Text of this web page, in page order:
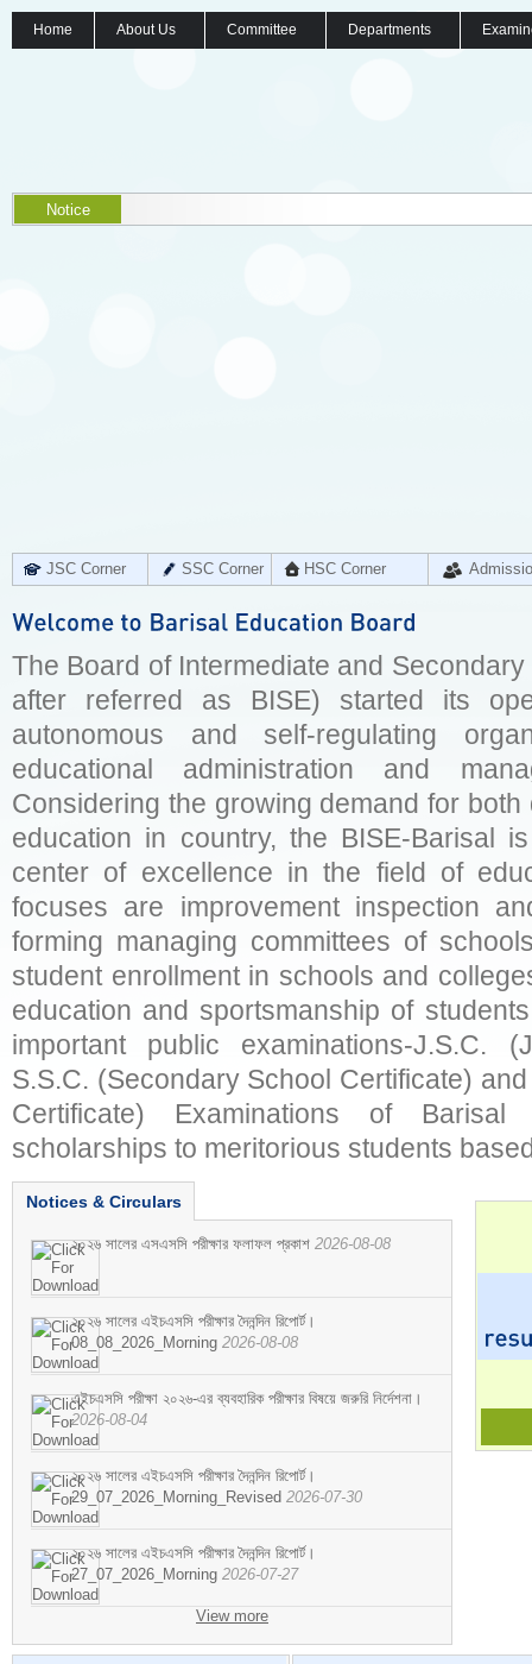
Home About Us Committee Departments
Notice
JSC Corner SSC Corner HSC Corner
The Board of Intermediate and
after referred as BISE) started its
autonomous and self-regulating
educational administration and
Considering the growing demand for
education in country, the BISE-Barisal
center of excellence in the field of
focuses are improvement inspection
forming managing committees of
student enrollment in schools and
education and sportsmanship of
important public examinations-J.S.C.
S.S.C. (Secondary School Certificate)
Certificate) Examinations of
scholarships to meritorious students
Notices & Circulars
২০২৬ সালের এসএসসি পরীক্ষার ফলাফল প্রকাশ 2026-08-08
২০২৬ সালের এইচএসসি পরীক্ষার দৈনন্দিন রিপোর্ট।
08_08_2026_Morning 2026-08-08
এইচএসসি পরীক্ষা ২০২৬-এর ব্যবহারিক পরীক্ষার বিষয়ে জরুরি নির্দেশনা।
2026-08-04
২০২৬ সালের এইচএসসি পরীক্ষার দৈনন্দিন রিপোর্ট।
29_07_2026_Morning_Revised 2026-07-30
২০২৬ সালের এইচএসসি পরীক্ষার দৈনন্দিন রিপোর্ট।
27_07_2026_Morning 2026-07-27
View more